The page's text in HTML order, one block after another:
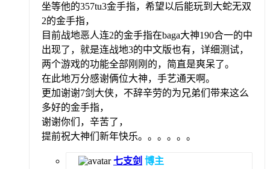
坐等他的357tu3金手指，希望以后能玩到大蛇无双
2的金手指，
目前战地恶人连2的金手指在baga大神190合一的中
出现了，就是连战地3的中文版也有，详细测试，
两个游戏的功能全部刚刚的，简直是爽呆了。
在此地万分感谢俩位大神，手艺通天啊。
更加谢谢7剑大侠，不辞辛劳的为兄弟们带来这么
多好的金手指，
谢谢你们，辛苦了，
提前祝大神们新年快乐。。。。。。
七支剑 博主